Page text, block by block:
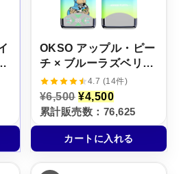
OKSO アップル・ピー
チ × ブルーラズベリ
ー・レモネード【ニコ
パフ】5%
4.7 (14件)
¥6,500 元
の
価
格
は
¥
¥4,500現
在
の
価
格
は
累計販売数：76,625
カートに入れる